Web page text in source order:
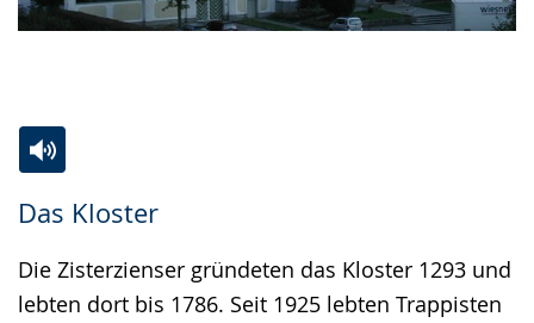
Das Kloster
Leichten
Sprache
wechseln.
Audio-
Unterstützung.
Video
in
Deutscher
Die Zisterzienser gründeten das Kloster 1293 und
lebten dort bis 1786. Seit 1925 lebten Trappisten